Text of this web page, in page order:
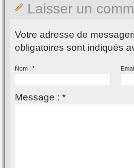
Laisser un
Votre adresse de
obligatoires sont indiqués
Nom : *
Message : *